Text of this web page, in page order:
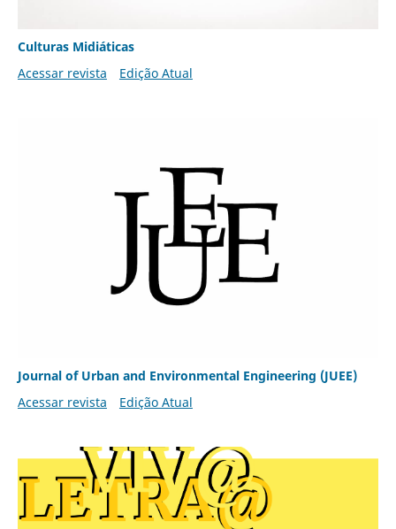
Culturas Midiáticas
Acessar revista
Edição Atual
Journal of Urban and Environmental Engineering (JUEE)
Acessar revista
Edição Atual